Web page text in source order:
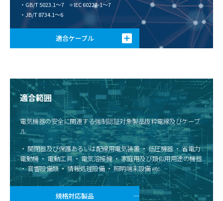
・ GB/T 5023.1〜7 = IEC 60227-1〜7
・ JB/T 8734.1〜6
適合ケーブル
適合範囲
電気機器の安全に関連する強制認証対象製品抜粋電線及びケーブ
ル
・ 開閉器及び保護あるいは配線用電気装置 ・ 低圧機器 ・ 省電力
電動機 ・ 電動工具 ・ 電気溶接機 ・ 家庭用及び類似用用途の機器
・ 音響設備類 ・ 情報処理設備 ・ 照明端末設備 etc.
規格対応製品